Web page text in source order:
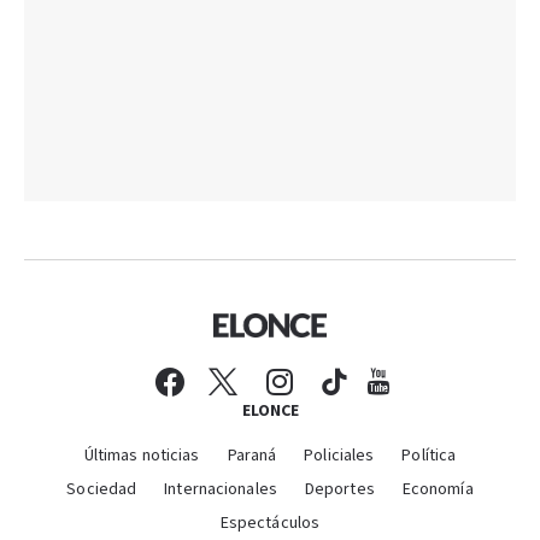
ELONCE
Últimas noticias Paraná Policiales
Política
Sociedad
Internacionales Deportes
Economía
Espectáculos